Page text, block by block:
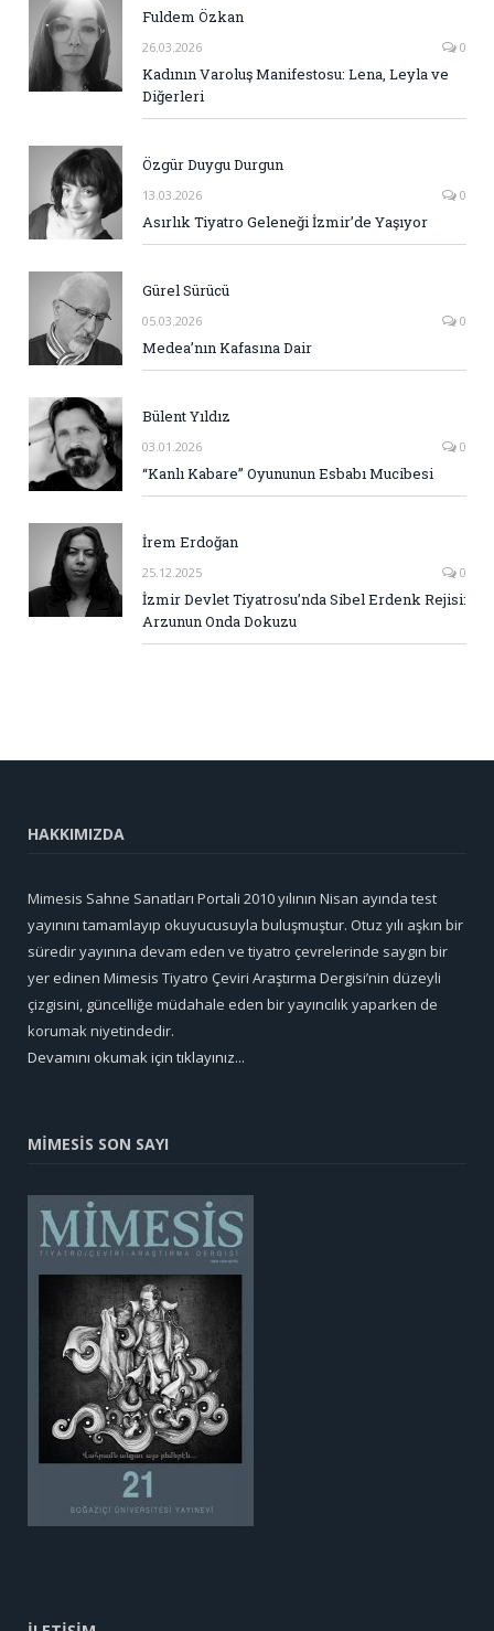
Fuldem Özkan
26.03.2026 0
Kadının Varoluş Manifestosu: Lena, Leyla ve
Diğerleri
Özgür Duygu Durgun
13.03.2026 0
Asırlık Tiyatro Geleneği İzmir’de Yaşıyor
Gürel Sürücü
05.03.2026 0
Medea’nın Kafasına Dair
Bülent Yıldız
03.01.2026 0
“Kanlı Kabare” Oyununun Esbabı Mucibesi
İrem Erdoğan
25.12.2025 0
İzmir Devlet Tiyatrosu’nda Sibel Erdenk Rejisi:
Arzunun Onda Dokuzu
HAKKIMIZDA
Mimesis Sahne Sanatları Portali 2010 yılının Nisan ayında test
yayınını tamamlayıp okuyucusuyla buluşmuştur. Otuz yılı aşkın bir
süredir yayınına devam eden ve tiyatro çevrelerinde saygın bir
yer edinen Mimesis Tiyatro Çeviri Araştırma Dergisi’nin düzeyli
çizgisini, güncelliğe müdahale eden bir yayıncılık yaparken de
korumak niyetindedir.
Devamını okumak için tıklayınız...
MİMESİS SON SAYI